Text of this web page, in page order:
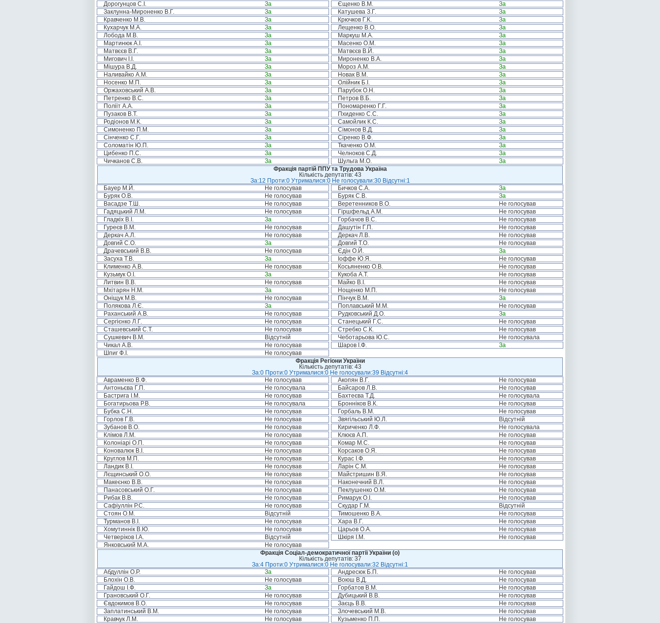
Дорогунцов С.І.
За Єщенко В.М.
За
Заклунна-Мироненко В.Г.
За Катушева З.Г.
За
Кравченко М.В.
За Крючков Г.К.
За
Кухарчук М.А.
За Лещенко В.О.
За
Лобода М.В.
За Маркуш М.А.
За
Мартинюк А.І.
За Масенко О.М.
За
Матвєєв В.Г.
За Матвєєв В.Й.
За
Мигович І.І.
За Мироненко В.А.
За
Мішура В.Д.
За Мороз А.М.
За
Наливайко А.М.
За Новак В.М.
За
Носенко М.П.
За Олійник Б.І.
За
Оржаховський А.В.
За Парубок О.Н.
За
Петренко В.С.
За Петров В.Б.
За
Полііт А.А.
За Пономаренко Г.Г.
За
Пузаков В.Т.
За Пхиденко С.С.
За
Родіонов М.К.
За Самойлик К.С.
За
Симоненко П.М.
За Сімонов В.Д.
За
Сінченко С.Г.
За Сіренко В.Ф.
За
Соломатін Ю.П.
За Ткаченко О.М.
За
Цибенко П.С.
За Челноков С.Д.
За
Чичканов С.В.
За Шульга М.О.
За
Фракція партій ППУ та Трудова Україна
Кількість депутатів: 43
За:12 Проти:0 Утрималися:0 Не голосували:30 Відсутні:1
Бауер М.Й.
Не голосував Бичков С.А.
За
Буряк О.В.
Не голосував Буряк С.В.
За
Васадзе Т.Ш.
Не голосував Веретенников В.О.
Не голосував
Гадяцький Л.М.
Не голосував Гіршфельд А.М.
Не голосував
Гладкіх В.І.
За Горбачов В.С.
Не голосував
Гуреєв В.М.
Не голосував Дашутін Г.П.
Не голосував
Деркач А.Л.
Не голосував Деркач Л.В.
Не голосував
Довгий С.О.
За Довгий Т.О.
Не голосував
Драчевський В.В.
Не голосував Єдін О.Й.
За
Засуха Т.В.
За Іоффе Ю.Я.
Не голосував
Клименко А.В.
Не голосував Косьяненко О.В.
Не голосував
Кузьмук О.І.
За Кукоба А.Т.
Не голосував
Литвин В.В.
Не голосував Майко В.І.
Не голосував
Мхітарян Н.М.
За Нощенко М.П.
Не голосував
Оніщук М.В.
Не голосував Пінчук В.М.
За
Полякова Л.Є.
За Поплавський М.М.
Не голосував
Раханський А.В.
Не голосував Рудковський Д.О.
За
Сергієнко Л.Г.
Не голосував Станецький Г.С.
Не голосував
Сташевський С.Т.
Не голосував Стребко С.К.
Не голосував
Сушкевич В.М.
Відсутній Чеботарьова Ю.С.
Не голосувала
Чикал А.В.
Не голосував Шаров І.Ф.
За
Шпиг Ф.І.
Не голосував
Фракція Регіони України
Кількість депутатів: 43
За:0 Проти:0 Утрималися:0 Не голосували:39 Відсутні:4
Авраменко В.Ф.
Не голосував Акопян В.Г.
Не голосував
Антоньєва Г.П.
Не голосувала Байсаров Л.В.
Не голосував
Бастрига І.М.
Не голосував Бахтеєва Т.Д.
Не голосувала
Богатирьова Р.В.
Не голосувала Бронніков В.К.
Не голосував
Бубка С.Н.
Не голосував Горбаль В.М.
Не голосував
Горлов Г.В.
Не голосував Звягільський Ю.Л.
Відсутній
Зубанов В.О.
Не голосував Кириченко Л.Ф.
Не голосувала
Клімов Л.М.
Не голосував Клюєв А.П.
Не голосував
Колоніарі О.П.
Не голосував Комар М.С.
Не голосував
Коновалюк В.І.
Не голосував Корсаков О.Я.
Не голосував
Круглов М.П.
Не голосував Курас І.Ф.
Не голосував
Ландик В.І.
Не голосував Ларін С.М.
Не голосував
Лєщинський О.О.
Не голосував Майстришин В.Я.
Не голосував
Макеєнко В.В.
Не голосував Наконечний В.Л.
Не голосував
Панасовський О.Г.
Не голосував Пеклушенко О.М.
Не голосував
Рибак В.В.
Не голосував Римарук О.І.
Не голосував
Сафіуллін Р.С.
Не голосував Скудар Г.М.
Відсутній
Стоян О.М.
Відсутній Тимошенко В.А.
Не голосував
Турманов В.І.
Не голосував Хара В.Г.
Не голосував
Хомутиннік В.Ю.
Не голосував Царьов О.А.
Не голосував
Четверіков І.А.
Відсутній Шкіря І.М.
Не голосував
Янковський М.А.
Не голосував
Фракція Соціал-демократичної партії України (о)
Кількість депутатів: 37
За:4 Проти:0 Утрималися:0 Не голосували:32 Відсутні:1
Абдуллін О.Р.
За Андресюк Б.П.
Не голосував
Блохін О.В.
Не голосував Воюш В.Д.
Не голосував
Гайдош І.Ф.
За Горбатов В.М.
Не голосував
Грановський О.Г.
Не голосував Дубицький В.В.
Не голосував
Євдокимов В.О.
Не голосував Заєць В.В.
Не голосував
Заплатинський В.М.
Не голосував Злочевський М.В.
Не голосував
Кравчук Л.М.
Не голосував Кузьменко П.П.
Не голосував